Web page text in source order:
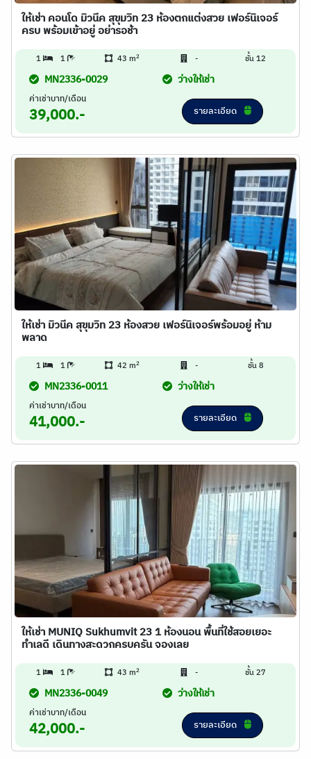
ให้เช่า คอนโด มิวนีค สุขุมวิท 23 ห้องตกแต่งสวย เฟอร์นิเจอร์
ครบ พร้อมเข้าอยู่ อย่ารอช้า
1 1 43 m2 - ชั้น 12
MN2336-0029 ว่างให้เช่า
ค่าเช่าบาท/เดือน
39,000.- รายละเอียด
ให้เช่า มิวนีค สุขุมวิท 23 ห้องสวย เฟอร์นิเจอร์พร้อมอยู่ ห้าม
พลาด
1 1 42 m2 - ชั้น 8
MN2336-0011 ว่างให้เช่า
ค่าเช่าบาท/เดือน
41,000.- รายละเอียด
ให้เช่า MUNIQ Sukhumvit 23 1 ห้องนอน พื้นที่ใช้สอยเยอะ
ทำเลดี เดินทางสะดวกครบครัน จองเลย
1 1 43 m2 - ชั้น 27
MN2336-0049 ว่างให้เช่า
ค่าเช่าบาท/เดือน
42,000.- รายละเอียด